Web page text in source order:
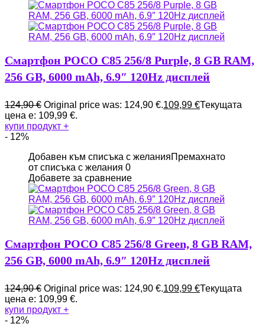
Смартфон POCO C85 256/8 Purple, 8 GB RAM,
256 GB, 6000 mAh, 6.9″ 120Hz дисплей
124,90€ Original price was: 124,90 €.109,99 €Текущата
цена е: 109,99 €.
купи продукт +
- 12%
Добавен към списъка с желанияПремахнато
от списъка с желания 0
Добавете за сравнение
Смартфон POCO C85 256/8 Green, 8 GB RAM,
256 GB, 6000 mAh, 6.9″ 120Hz дисплей
124,90€ Original price was: 124,90 €.109,99 €Текущата
цена е: 109,99 €.
купи продукт +
- 12%